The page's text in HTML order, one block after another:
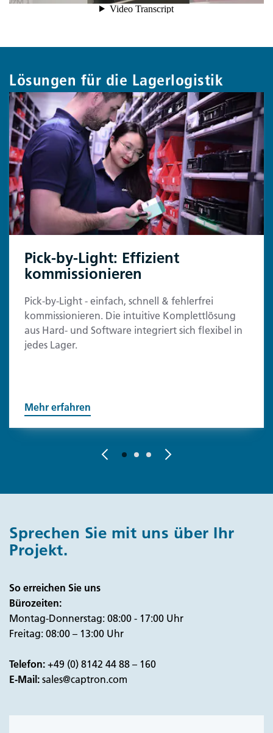
Lösungen für die Lagerlogistik
Pick-by-Light: Effizient
kommissionieren
Pick-by-Light - einfach, schnell & fehlerfrei
kommissionieren. Die intuitive Komplettlösung
aus Hard- und Software integriert sich flexibel in
jedes Lager.
Mehr erfahren
Sprechen Sie mit uns über Ihr
Projekt.
So erreichen Sie uns
Bürozeiten:
Montag-Donnerstag: 08:00 - 17:00 Uhr
Freitag: 08:00 – 13:00 Uhr
Telefon:+49 (0) 8142 44 88 – 160
E-Mail:sales@captron.com